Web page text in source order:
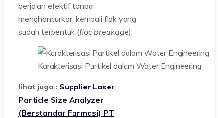
berjalan efektif tanpa
menghancurkan kembali flok yang
sudah terbentuk (floc breakage).
Karakterisasi Partikel dalam Water Engineering
lihat juga : Supplier Laser
Particle Size Analyzer
(Berstandar Farmasi) PT